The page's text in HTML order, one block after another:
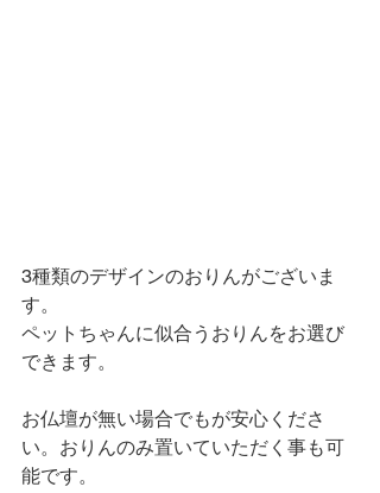
3種類のデザインのおりんがございま
す。
ペットちゃんに似合うおりんをお選び
できます。
お仏壇が無い場合でもが安心くださ
い。おりんのみ置いていただく事も可
能です。